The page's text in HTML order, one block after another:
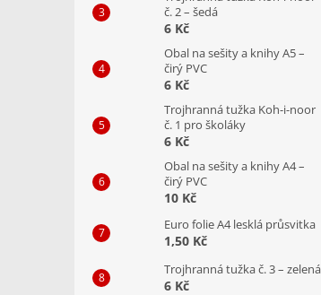
č. 2 – šedá
6 Kč
Obal na sešity a knihy A5 –
čirý PVC
6 Kč
Trojhranná tužka Koh-i-noor
č. 1 pro školáky
6 Kč
Obal na sešity a knihy A4 –
čirý PVC
10 Kč
Euro folie A4 lesklá průsvitka
1,50 Kč
Trojhranná tužka č. 3 – zelená
6 Kč